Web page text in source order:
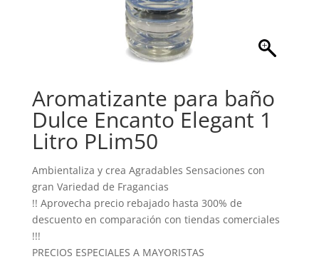
Aromatizante para baño
Dulce Encanto Elegant 1
Litro PLim50
Ambientaliza y crea Agradables Sensaciones con
gran Variedad de Fragancias
!! Aprovecha precio rebajado hasta 300% de
descuento en comparación con tiendas comerciales
!!!
PRECIOS ESPECIALES A MAYORISTAS